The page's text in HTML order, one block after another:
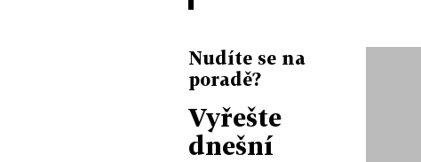
Nudíte se na
poradě?
Vyřešte
dnešní